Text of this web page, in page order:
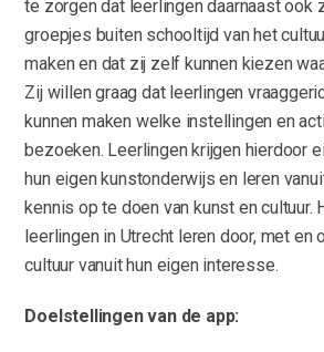
te zorgen dat leerlingen daarnaast ook
groepjes buiten schooltijd van het
maken en dat zij zelf kunnen kiezen
Zij willen graag dat leerlingen
kunnen maken welke instellingen en
bezoeken. Leerlingen krijgen hierdoor
hun eigen kunstonderwijs en leren
kennis op te doen van kunst en cultuur.
leerlingen in Utrecht leren door, met en
cultuur vanuit hun eigen interesse.
Doelstellingen van de app: